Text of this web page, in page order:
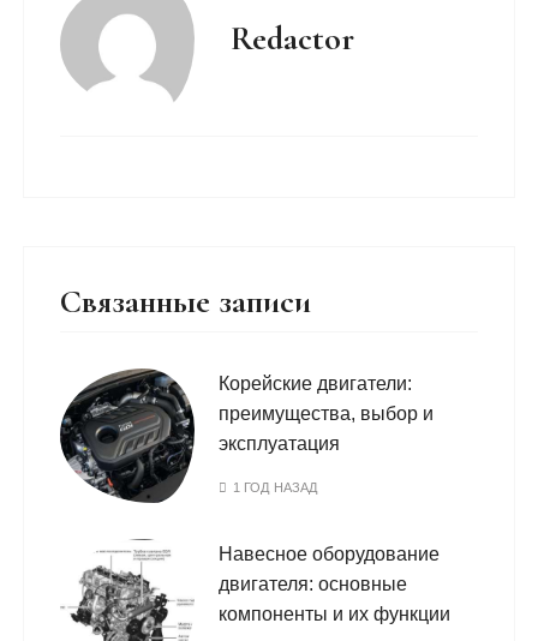
Redactor
Связанные записи
Корейские двигатели:
преимущества, выбор и
эксплуатация
1 ГОД НАЗАД
Навесное оборудование
двигателя: основные
компоненты и их функции